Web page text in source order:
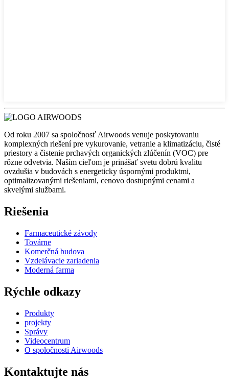
Od roku 2007 sa spoločnosť Airwoods venuje poskytovaniu
komplexných riešení pre vykurovanie, vetranie a klimatizáciu, čisté
priestory a čistenie prchavých organických zlúčenín (VOC) pre
rôzne odvetvia. Naším cieľom je prinášať svetu dobrú kvalitu
ovzdušia v budovách s energeticky úspornými produktmi,
optimalizovanými riešeniami, cenovo dostupnými cenami a
skvelými službami.
Riešenia
Farmaceutické závody
Továrne
Komerčná budova
Vzdelávacie zariadenia
Moderná farma
Rýchle odkazy
Produkty
projekty
Správy
Videocentrum
O spoločnosti Airwoods
Kontaktujte nás